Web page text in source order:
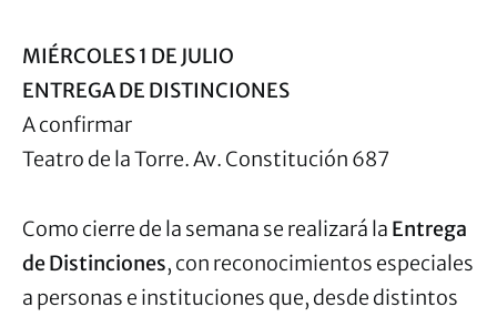
MIÉRCOLES 1 DE JULIO
ENTREGA DE DISTINCIONES
A confirmar
Teatro de la Torre. Av. Constitución 687
Como cierre de la semana se realizará la Entrega
de Distinciones, con reconocimientos especiales
a personas e instituciones que, desde distintos